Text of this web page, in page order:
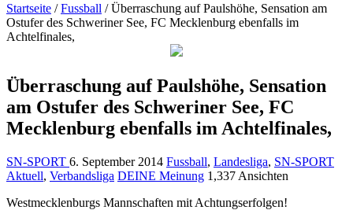
Startseite / Fussball / Überraschung auf Paulshöhe, Sensation am
Ostufer des Schweriner See, FC Mecklenburg ebenfalls im
Achtelfinales,
Überraschung auf Paulshöhe, Sensation
am Ostufer des Schweriner See, FC
Mecklenburg ebenfalls im Achtelfinales,
SN-SPORT 6. September 2014 Fussball, Landesliga, SN-SPORT
Aktuell, Verbandsliga DEINE Meinung 1,337 Ansichten
Westmecklenburgs Mannschaften mit Achtungserfolgen!